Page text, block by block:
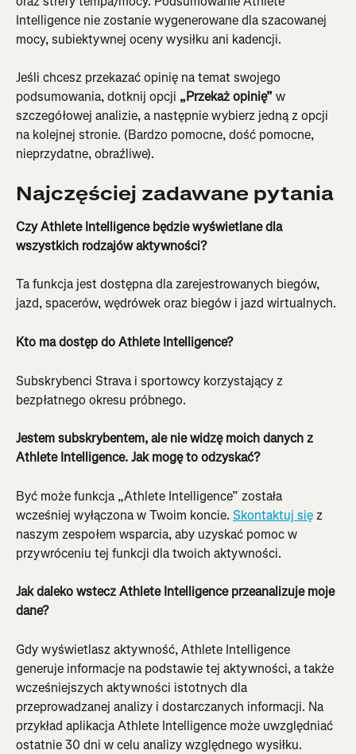
Intelligence nie zostanie wygenerowane dla szacowanej
mocy, subiektywnej oceny wysiłku ani kadencji.
Jeśli chcesz przekazać opinię na temat swojego
podsumowania, dotknij opcji „Przekaż opinię” w
szczegółowej analizie, a następnie wybierz jedną z opcji
na kolejnej stronie. (Bardzo pomocne, dość pomocne,
nieprzydatne, obraźliwe).
Najczęściej zadawane pytania
Czy Athlete Intelligence będzie wyświetlane dla
wszystkich rodzajów aktywności?
Ta funkcja jest dostępna dla zarejestrowanych biegów,
jazd, spacerów, wędrówek oraz biegów i jazd wirtualnych.
Kto ma dostęp do Athlete Intelligence?
Subskrybenci Strava i sportowcy korzystający z
bezpłatnego okresu próbnego.
Jestem subskrybentem, ale nie widzę moich danych z
Athlete Intelligence. Jak mogę to odzyskać?
Być może funkcja „Athlete Intelligence” została
wcześniej wyłączona w Twoim koncie. Skontaktuj się z
naszym zespołem wsparcia, aby uzyskać pomoc w
przywróceniu tej funkcji dla twoich aktywności.
Jak daleko wstecz Athlete Intelligence przeanalizuje moje
dane?
Gdy wyświetlasz aktywność, Athlete Intelligence
generuje informacje na podstawie tej aktywności, a także
wcześniejszych aktywności istotnych dla
przeprowadzanej analizy i dostarczanych informacji. Na
przykład aplikacja Athlete Intelligence może uwzględniać
ostatnie 30 dni w celu analizy względnego wysiłku.